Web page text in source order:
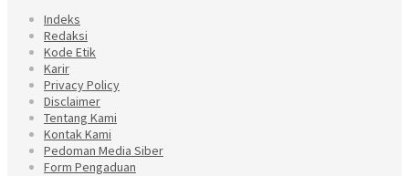
Indeks
Redaksi
Kode Etik
Karir
Privacy Policy
Disclaimer
Tentang Kami
Kontak Kami
Pedoman Media Siber
Form Pengaduan